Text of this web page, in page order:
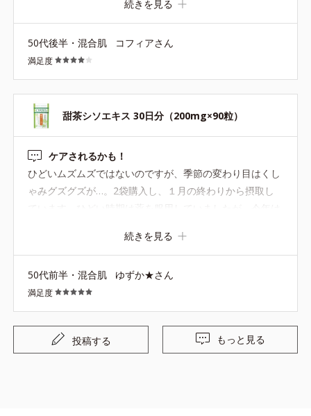
続きを見る
50代後半・混合肌 コフィアさん
満足度
甜茶シソエキス 30日分（200mg×90粒）
ケアされるかも！
ひどいムズムズではないのですが、季節の変わり目はくし
ゃみグズグズが…。2袋購入し、１月の終わりから摂取し
たいです。また秋口にお世話になります。
続きを見る
50代前半・混合肌 ゆずか★さん
満足度
投稿する もっと見る